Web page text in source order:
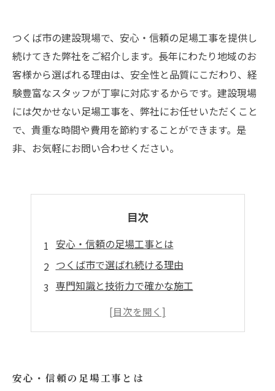
つくば市の建設現場で、安心・信頼の足場工事を提供し
続けてきた弊社をご紹介します。長年にわたり地域のお
客様から選ばれる理由は、安全性と品質にこだわり、経
験豊富なスタッフが丁寧に対応するからです。建設現場
には欠かせない足場工事を、弊社にお任せいただくこと
で、貴重な時間や費用を節約することができます。是
非、お気軽にお問い合わせください。
目次
安心・信頼の足場工事とは
つくば市で選ばれ続ける理由
専門知識と技術力で確かな施工
安全に配慮した足場設置で事故防止
安心・信頼の足場工事とは